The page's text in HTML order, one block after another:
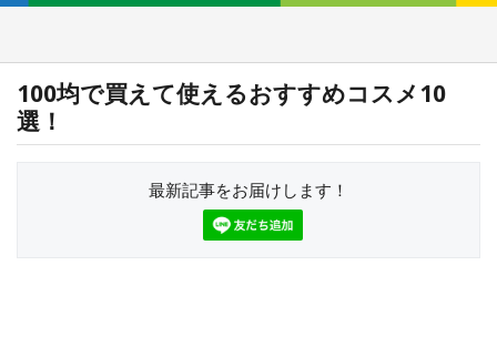
100均で買えて使えるおすすめコスメ10
選！
最新記事をお届けします！